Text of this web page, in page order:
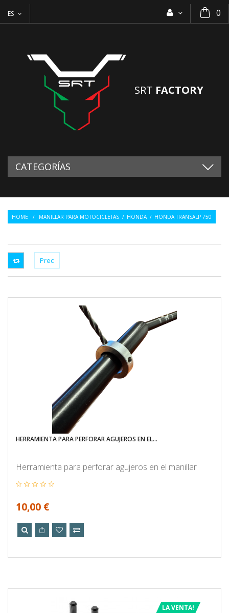
0
ES
SRT FACTORY
CATEGORÍAS
HOME / MANILLAR PARA MOTOCICLETAS / HONDA / HONDA TRANSALP 750
HERRAMIENTA PARA PERFORAR AGUJEROS EN EL...
Herramienta para perforar agujeros en el manillar
10,00 €
LA VENTA!